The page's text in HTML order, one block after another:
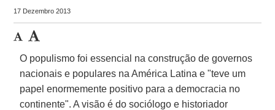
17 Dezembro 2013
O populismo foi essencial na construção de governos
nacionais e populares na América Latina e "teve um
papel enormemente positivo para a democracia no
continente". A visão é do sociólogo e historiador